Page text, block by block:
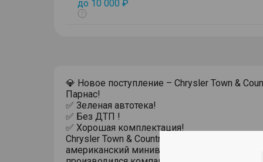
до 10 000 ₽
Показать
💎 Новое поступление – Chrysler Town &
Парнас!
✅ Зеленая автотека!
✅ Без ДТП !
✅ Хорошая комплектация!
Chrysler Town & Country — это легендарный
американский минивэн бизнес-класса,